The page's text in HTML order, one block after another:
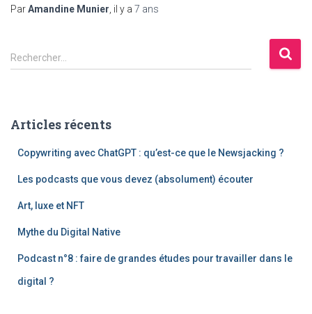
ParAmandine Munier , il y a 7 ans
R
e
r
Rechercher…
Articles récents
Copywriting avec ChatGPT : qu’est-ce que le Newsjacking ?
Les podcasts que vous devez (absolument) écouter
Art, luxe et NFT
Mythe du Digital Native
Podcast n°8 : faire de grandes études pour travailler dans le
digital ?